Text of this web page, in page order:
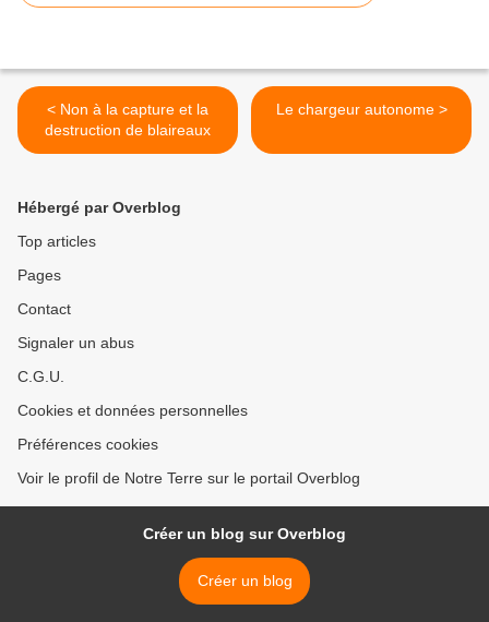
< Non à la capture et la
Le chargeur autonome >
Hébergé par Overblog
Top articles
Pages
Contact
Signaler un abus
C.G.U.
Cookies et données personnelles
Préférences cookies
Voir le profil de Notre Terre sur le portail Overblog
Créer un blog sur Overblog
Créer un blog